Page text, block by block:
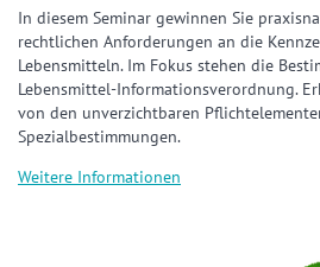
In diesem Seminar gewinnen Sie
rechtlichen Anforderungen an die
Lebensmitteln. Im Fokus stehen die
Lebensmittel-Informationsverordnung.
von den unverzichtbaren
Spezialbestimmungen.
Weitere Informationen